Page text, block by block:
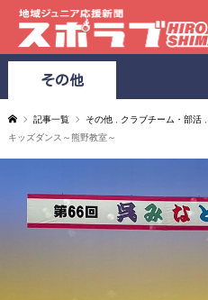
その他
記事一覧 その他 クラブチーム・部活
キッズダンス～熊野教室～